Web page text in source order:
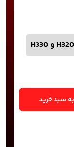
سبد خرید